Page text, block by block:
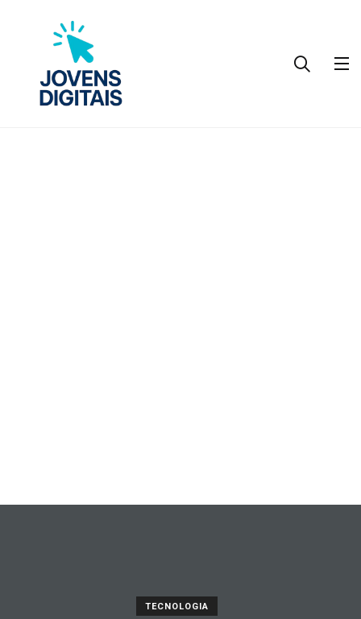
TECNOLOGIA